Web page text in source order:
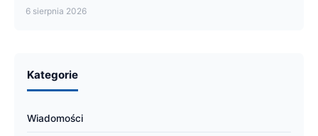
6 sierpnia 2026
Kategorie
Wiadomości